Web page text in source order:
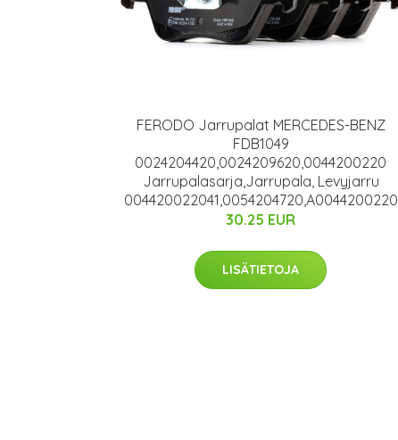
FERODO Jarrupalat MERCEDES-BENZ
FDB1049
0024204420,0024209620,0044200220
Jarrupalasarja,Jarrupala, Levyjarru
004420022041,0054204720,A0044200220
30.25 EUR
LISÄTIETOJA